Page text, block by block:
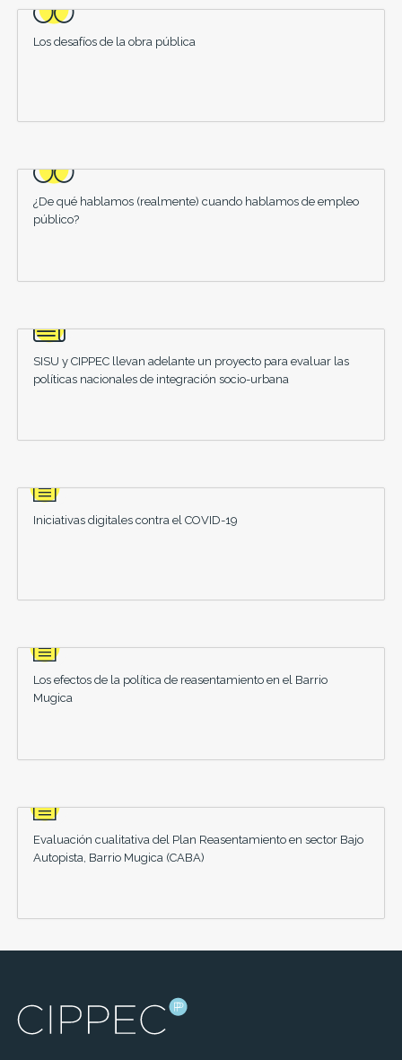
Los desafíos de la obra pública
¿De qué hablamos (realmente) cuando hablamos de empleo
público?
SISU y CIPPEC llevan adelante un proyecto para evaluar las
políticas nacionales de integración socio-urbana
Iniciativas digitales contra el COVID-19
Los efectos de la política de reasentamiento en el Barrio
Mugica
Evaluación cualitativa del Plan Reasentamiento en sector Bajo
Autopista, Barrio Mugica (CABA)